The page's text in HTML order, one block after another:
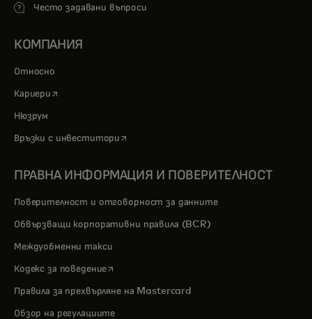
Често задавани въпроси
КОМПАНИЯ
Относно
Кариери opens in a new tab
Нюзрум
Връзки с инвеститори opens in a new tab
ПРАВНА ИНФОРМАЦИЯ И ПОВЕРИТЕЛНОСТ
Поверителност и отговорност за данните
Обвързващи корпоративни правила (BCR)
Междуобменни такси
Кодекс за поведениеopens in a new tab
Правила за прехвърляне на Mastercard
Обзор на регулациите